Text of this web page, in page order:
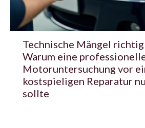
Technische Mängel
Warum eine
Motoruntersuchung vor
kostspieligen Reparatur
sollte